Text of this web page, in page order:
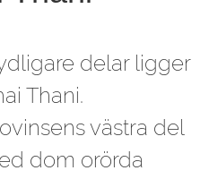
delar ligger
Thani.
västra del
dom orörda